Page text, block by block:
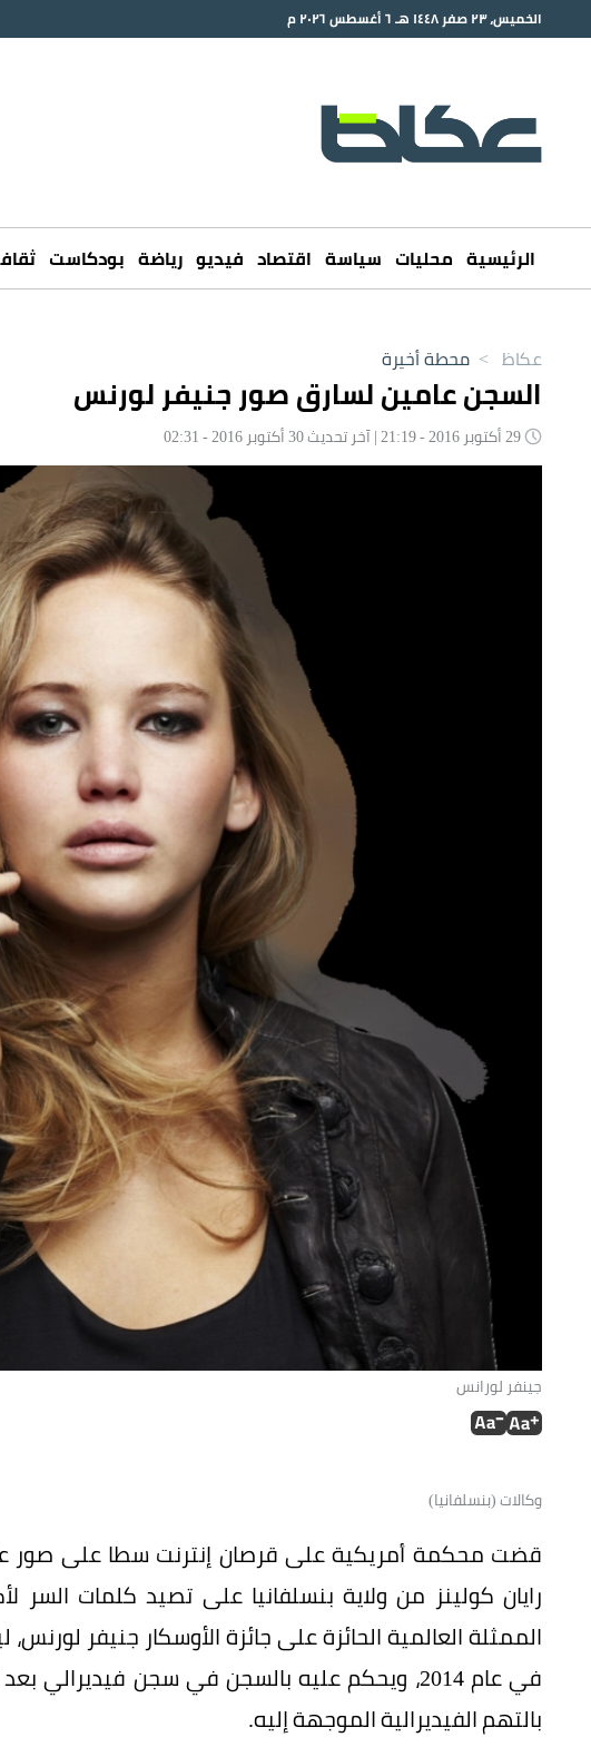
الخميس، ٢٣ صفر ١٤٤٨ هـ ٦ أغسطس ٢٠٢٦ م
الرئيسية محليات سياسة اقتصاد فيديو رياضة بودكاست
عكاظ > محطة أخيرة
السجن عامين لسارق صور جنيفر لورنس
جينفر لورانس
وكالات (بنسلفانيا)
قضت محكمة أمريكية على قرصان إنترنت سطا على صور
الممثلة العالمية الحائزة على جائزة الأوسكار جنيفر
بالتهم الفيديرالية الموجهة إليه.